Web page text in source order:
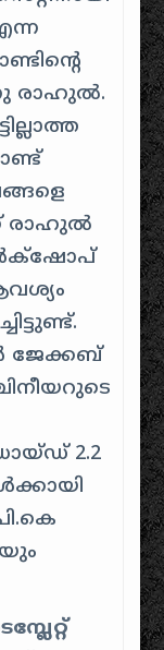
രാഹുല്‍.
രാഹുൽ
ജേക്കബ്
2.2